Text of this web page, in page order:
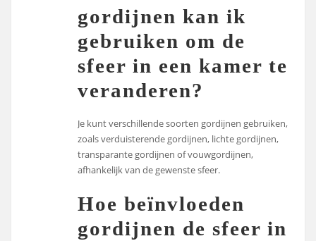
gordijnen kan ik
gebruiken om de
sfeer in een kamer te
veranderen?
Je kunt verschillende soorten gordijnen gebruiken,
zoals verduisterende gordijnen, lichte gordijnen,
transparante gordijnen of vouwgordijnen,
afhankelijk van de gewenste sfeer.
Hoe beïnvloeden
gordijnen de sfeer in